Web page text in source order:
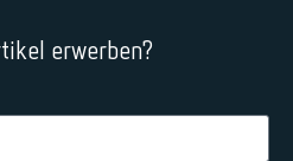
erwerben?